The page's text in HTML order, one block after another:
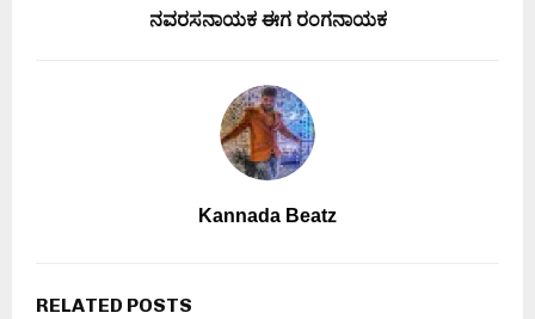
ನವರಸನಾಯಕ ಈಗ ರಂಗನಾಯಕ
Kannada Beatz
RELATED POSTS